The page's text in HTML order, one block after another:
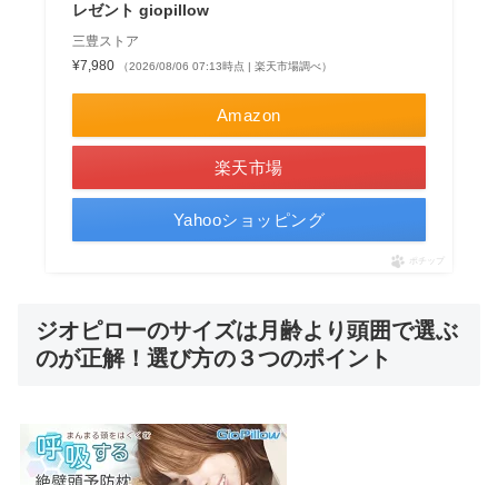
レゼント giopillow
三豊ストア
¥7,980
（2026/08/06 07:13時点 | 楽天市場調べ）
Amazon
楽天市場
Yahooショッピング
ポチップ
ジオピローのサイズは月齢より頭囲で選ぶ
のが正解！選び方の３つのポイント